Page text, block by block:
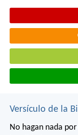
Versículo de la
No hagan nada